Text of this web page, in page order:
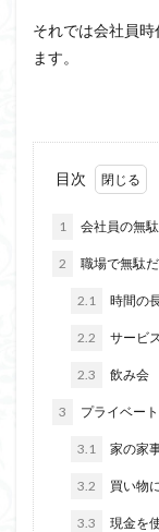
それでは会社員
ます。
目次
1 会社員の無
2 職場で無駄
2.1 時間の
2.2 サービ
2.3 飲み会
3 プライベー
3.1 家の家
3.2 買い物
3.3 現金を